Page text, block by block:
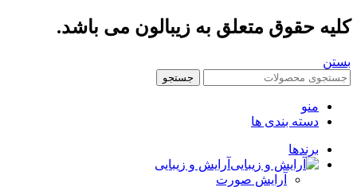
حقوق متعلق به زیبالون می باشد.
جستجو
منو
دسته بندی ها
برندها
آرایش و زیبایی
آرایش صورت